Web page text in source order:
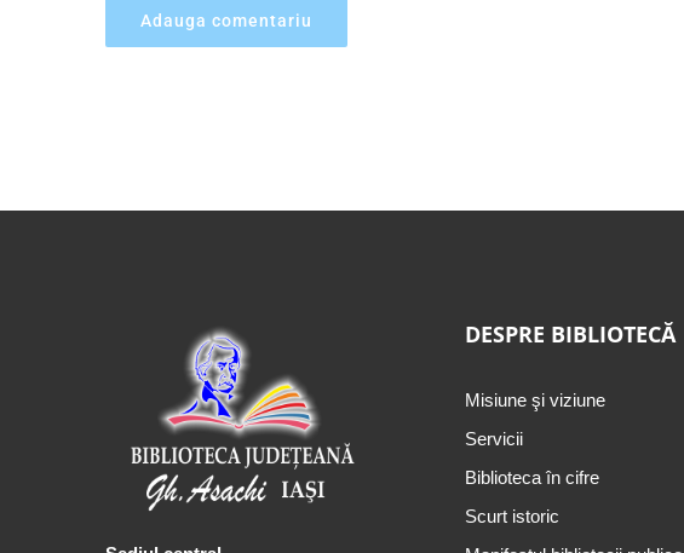
DESPRE BIBLIOTECĂ
Misiune şi viziune
Servicii
Biblioteca în cifre
Scurt istoric